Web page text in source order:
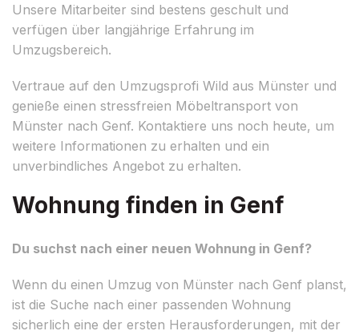
Unsere Mitarbeiter sind bestens geschult und
verfügen über langjährige Erfahrung im
Umzugsbereich.
Vertraue auf den Umzugsprofi Wild aus Münster und
genieße einen stressfreien Möbeltransport von
Münster nach Genf. Kontaktiere uns noch heute, um
weitere Informationen zu erhalten und ein
unverbindliches Angebot zu erhalten.
Wohnung finden in Genf
Du suchst nach einer neuen Wohnung in Genf?
Wenn du einen Umzug von Münster nach Genf planst,
ist die Suche nach einer passenden Wohnung
sicherlich eine der ersten Herausforderungen, mit der